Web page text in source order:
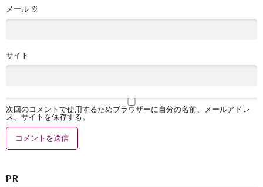
メール ※
サイト
次回のコメントで使用するためブラウザーに自分の名前、メールアドレ
ス、サイトを保存する。
PR